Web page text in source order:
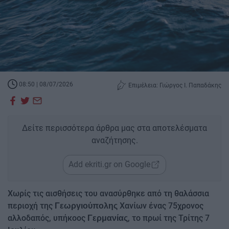
08:50 | 08/07/2026 Επιμέλεια: Γιώργος Ι. Παπαδάκης
Δείτε περισσότερα άρθρα μας στα αποτελέσματα
αναζήτησης.
Add ekriti.gr on Google
Χωρίς τις αισθήσεις του ανασύρθηκε από τη θαλάσσια
περιοχή της Γεωργιούπολης Χανίων ένας 75χρονος
αλλοδαπός, υπήκοος Γερμανίας, το πρωί της Τρίτης 7